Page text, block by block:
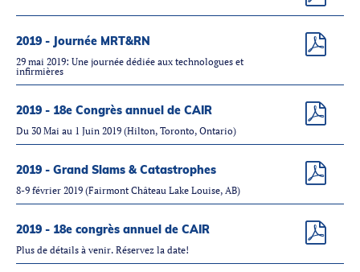
Carrières en RI
2019 - Journée MRT&RN
29 mai 2019: Une journée dédiée aux technologues et
infirmières
2019 - 18e Congrès annuel de CAIR
Du 30 Mai au 1 Juin 2019 (Hilton, Toronto, Ontario)
2019 - Grand Slams & Catastrophes
8-9 février 2019 (Fairmont Château Lake Louise, AB)
2019 - 18e congrès annuel de CAIR
Plus de détails à venir. Réservez la date!